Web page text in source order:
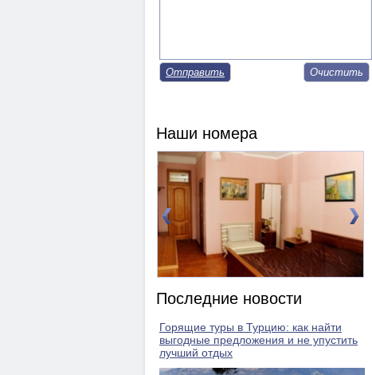
Отправить
Наши номера
Последние новости
Горящие туры в Турцию: как найти
выгодные предложения и не упустить
лучший отдых